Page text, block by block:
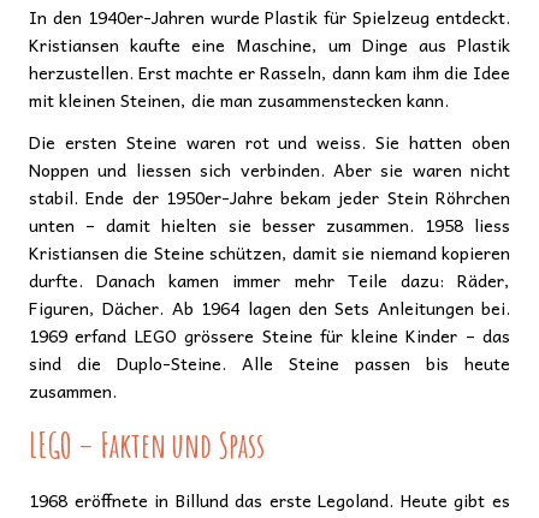
In den 1940er-Jahren wurde Plastik für Spielzeug entdeckt.
Kristiansen kaufte eine Maschine, um Dinge aus Plastik
herzustellen. Erst machte er Rasseln, dann kam ihm die Idee
mit kleinen Steinen, die man zusammenstecken kann.
Die ersten Steine waren rot und weiss. Sie hatten oben
Noppen und liessen sich verbinden. Aber sie waren nicht
stabil. Ende der 1950er-Jahre bekam jeder Stein Röhrchen
unten – damit hielten sie besser zusammen. 1958 liess
Kristiansen die Steine schützen, damit sie niemand kopieren
durfte. Danach kamen immer mehr Teile dazu: Räder,
Figuren, Dächer. Ab 1964 lagen den Sets Anleitungen bei.
1969 erfand LEGO grössere Steine für kleine Kinder – das
sind die Duplo-Steine. Alle Steine passen bis heute
zusammen.
LEGO – Fakten und Spass
1968 eröffnete in Billund das erste Legoland. Heute gibt es